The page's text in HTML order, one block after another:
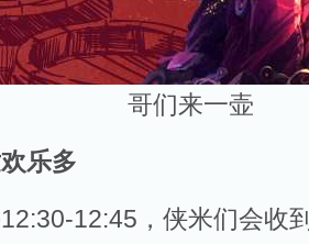
哥们来一壶
乐多
12:45，侠米们会收